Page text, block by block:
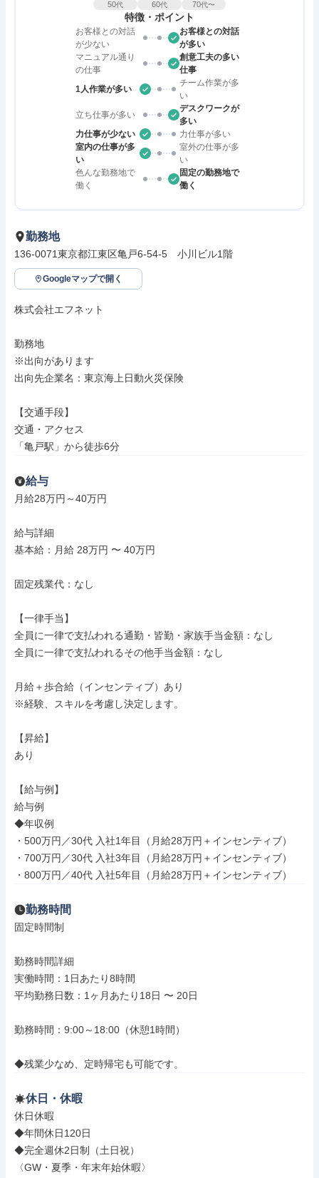
50代 60代 70代〜
特徴・ポイント
お客様との対話
が少ない
お客様との対話
が多い
マニュアル通り
の仕事
創意工夫の多い
仕事
1人作業が多い
チーム作業が多
い
立ち仕事が多い
デスクワークが
多い
力仕事が少ない
力仕事が多い
室内の仕事が多
い
室外の仕事が多
い
色んな勤務地で
働く
固定の勤務地で
働く
勤務地
136-0071東京都江東区亀戸6-54-5　小川ビル1階
Googleマップで開く
株式会社エフネット
勤務地
※出向があります
出向先企業名：東京海上日動火災保険
【交通手段】
交通・アクセス
「亀戸駅」から徒歩6分
給与
月給28万円～40万円
給与詳細
基本給：月給 28万円 〜 40万円
固定残業代：なし
【一律手当】
全員に一律で支払われる通勤・皆勤・家族手当金額：なし
全員に一律で支払われるその他手当金額：なし
月給＋歩合給（インセンティブ）あり
※経験、スキルを考慮し決定します。
【昇給】
あり
【給与例】
給与例
◆年収例
・500万円／30代 入社1年目（月給28万円＋インセンティブ）
・700万円／30代 入社3年目（月給28万円＋インセンティブ）
・800万円／40代 入社5年目（月給28万円＋インセンティブ）
勤務時間
固定時間制
勤務時間詳細
実働時間：1日あたり8時間
平均勤務日数：1ヶ月あたり18日 〜 20日
勤務時間：9:00～18:00（休憩1時間）
◆残業少なめ、定時帰宅も可能です。
休日・休暇
休日休暇
◆年間休日120日
◆完全週休2日制（土日祝）
〈GW・夏季・年末年始休暇〉